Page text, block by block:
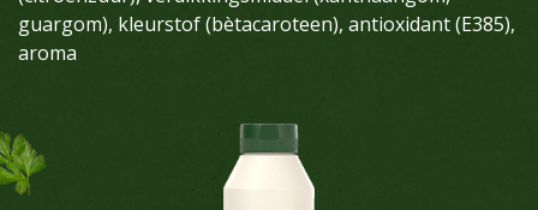
guargom), kleurstof (bètacaroteen), antioxidant (E385),
aroma